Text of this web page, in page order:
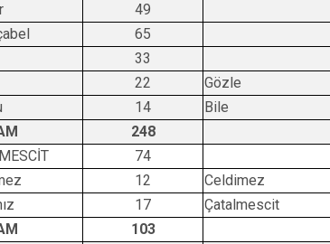
Cide
49
65
33
22
Gözle
14
Bile
248
74
12
Celdimez
17
Çatalmescit
103